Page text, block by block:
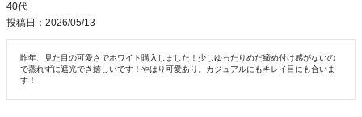
40代
投稿日
2026/05/13
昨年、見た目の可愛さでホワイト購入しました！少しゆったりめだ締め付け感がないの
で蒸れずに遮光でき嬉しいです！やはり可愛あり。カジュアルにもキレイ目にも合いま
す！